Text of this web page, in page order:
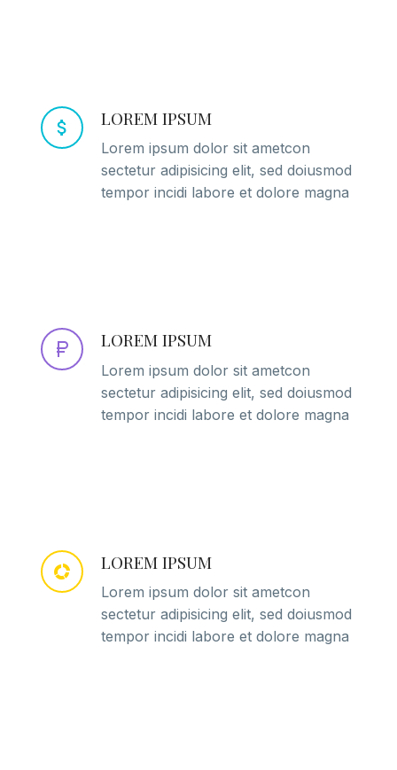
LOREM IPSUM
Lorem ipsum dolor sit ametcon
sectetur adipisicing elit, sed doiusmod
tempor incidi labore et dolore magna
LOREM IPSUM
Lorem ipsum dolor sit ametcon
sectetur adipisicing elit, sed doiusmod
tempor incidi labore et dolore magna
LOREM IPSUM
Lorem ipsum dolor sit ametcon
sectetur adipisicing elit, sed doiusmod
tempor incidi labore et dolore magna